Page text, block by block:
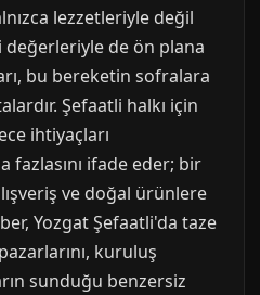
lezzetleriyle değil
değerleriyle de ön plana
bu bereketin sofralara
Şefaatli halkı için
ihtiyaçları
fazlasını ifade eder; bir
ve doğal ürünlere
Yozgat Şefaatli'da taze
kuruluş
sunduğu benzersiz